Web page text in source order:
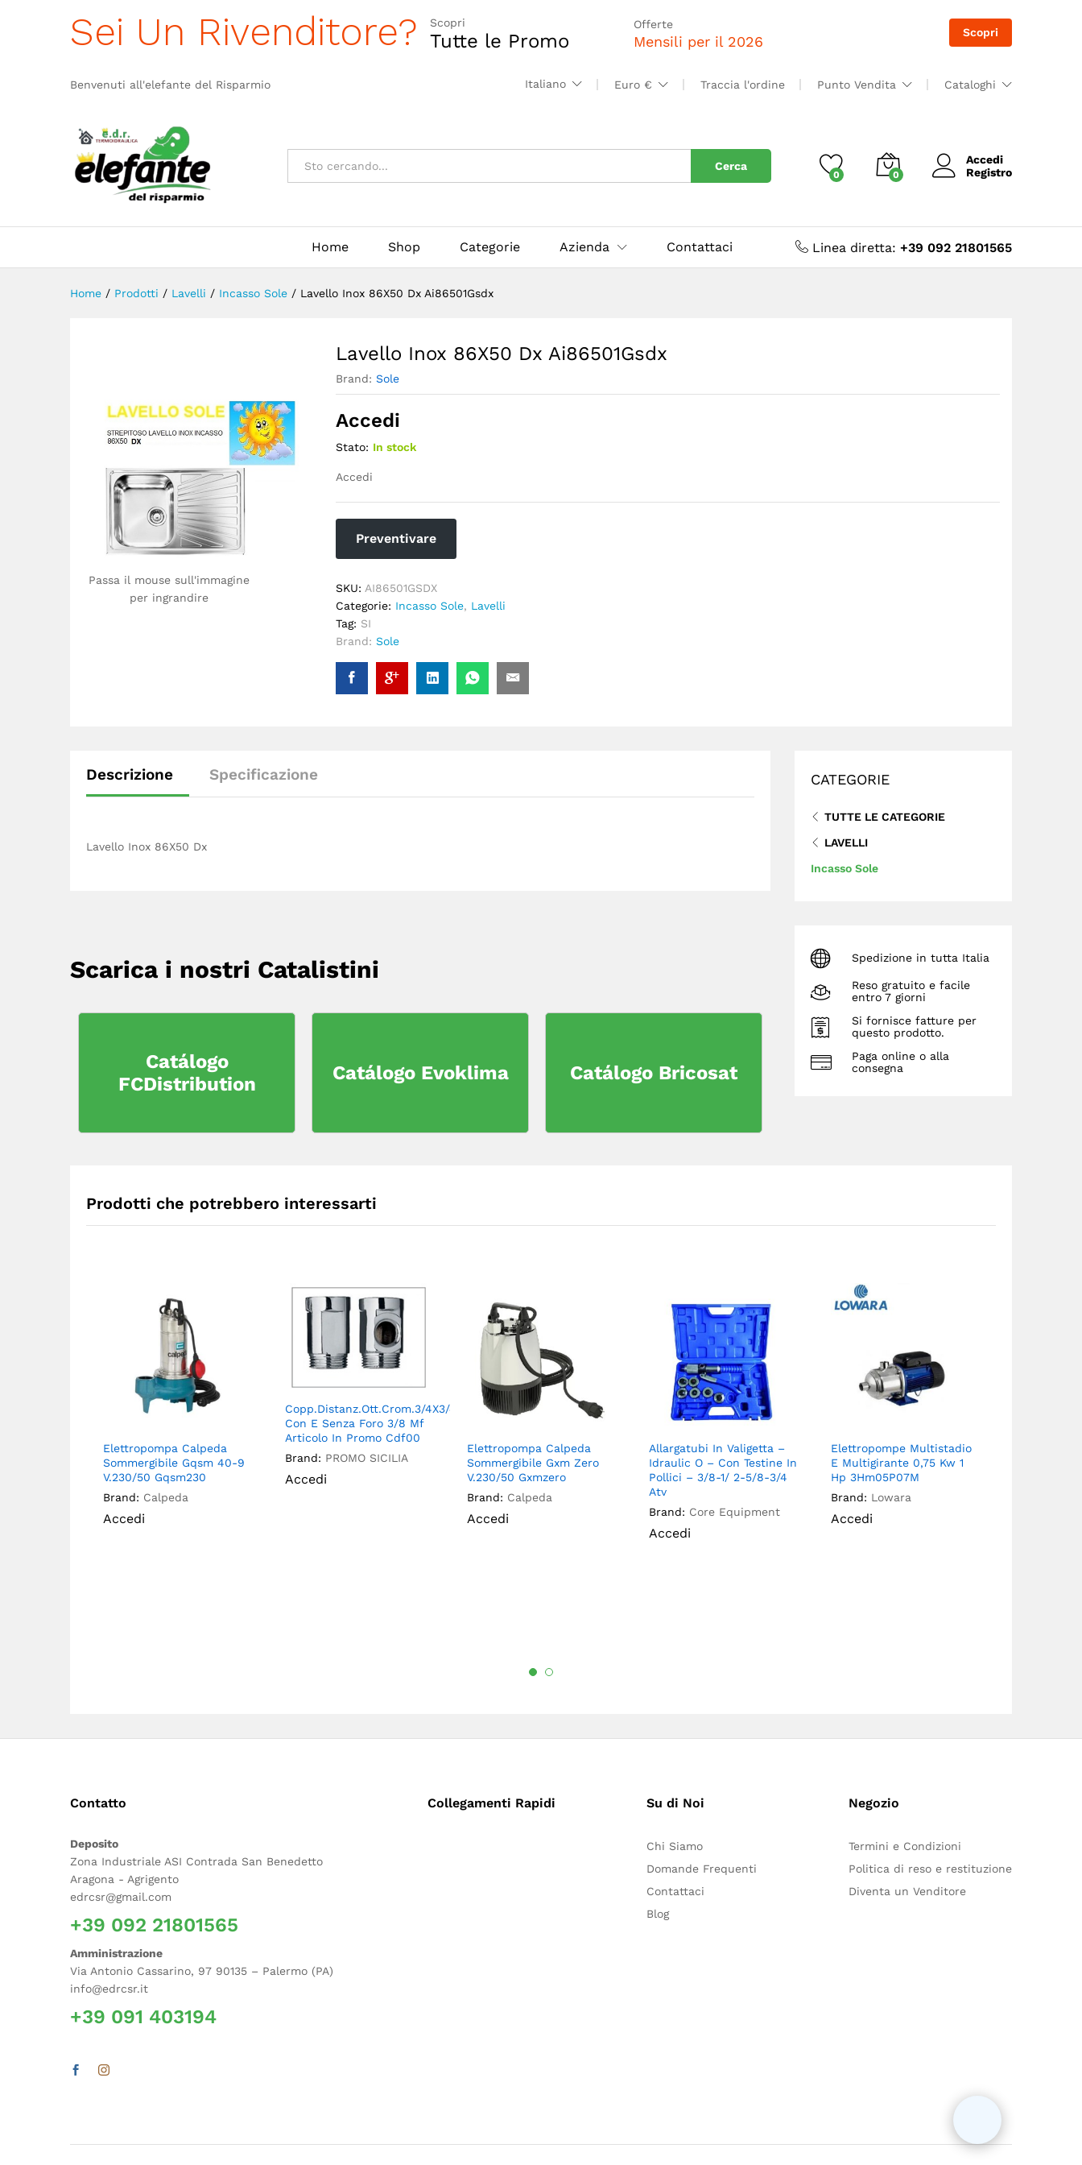
Sei Un Rivenditore? Scopri
Tutte le Promo
Offerte
Mensili per il 2026
Scopri
Benvenuti all'elefante del Risparmio Italiano Euro € Traccia l'ordine Punto Vendita Cataloghi
Categorie Cerca
0 0
Accedi
Registro
Home Shop Categorie Azienda Contattaci Linea diretta: +39 092 21801565
Home / Prodotti / Lavelli / Incasso Sole / Lavello Inox 86X50 Dx Ai86501Gsdx
Passa il mouse sull'immagine
per ingrandire
Lavello Inox 86X50 Dx Ai86501Gsdx
Brand: Sole
Accedi
Stato: In stock
Accedi
Preventivare
SKU: AI86501GSDX
Categorie: Incasso Sole, Lavelli
Tag: SI
Brand: Sole
Descrizione Specificazione
Lavello Inox 86X50 Dx
Scarica i nostri Catalistini
Catálogo
FCDistribution
Catálogo Evoklima Catálogo Bricosat
CATEGORIE
TUTTE LE CATEGORIE
LAVELLI
Incasso Sole
Spedizione in tutta Italia
Reso gratuito e facile
entro 7 giorni
Si fornisce fatture per
questo prodotto.
Paga online o alla
consegna
Prodotti che potrebbero interessarti
Elettropompa Calpeda
Sommergibile Gqsm 40-9
V.230/50 Gqsm230
Brand: Calpeda
Accedi
Copp.Distanz.Ott.Crom.3/4X3/4
Con E Senza Foro 3/8 Mf
Articolo In Promo Cdf00
Brand: PROMO SICILIA
Accedi
Elettropompa Calpeda
Sommergibile Gxm Zero
V.230/50 Gxmzero
Brand: Calpeda
Accedi
Allargatubi In Valigetta –
Idraulic O – Con Testine In
Pollici – 3/8-1/ 2-5/8-3/4
Atv
Brand: Core Equipment
Accedi
Elettropompe Multistadio
E Multigirante 0,75 Kw 1
Hp 3Hm05P07M
Brand: Lowara
Accedi
Contatto
Deposito
Zona Industriale ASI Contrada San Benedetto
Aragona - Agrigento
edrcsr@gmail.com
+39 092 21801565
Amministrazione
Via Antonio Cassarino, 97 90135 – Palermo (PA)
info@edrcsr.it
+39 091 403194
Collegamenti Rapidi Su di Noi
Chi Siamo
Domande Frequenti
Contattaci
Blog
Negozio
Termini e Condizioni
Politica di reso e restituzione
Diventa un Venditore
Descrizione Specificazione